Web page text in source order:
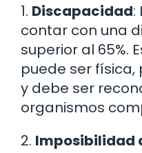
1. Discapacidad:
contar con una
superior al 65%.
puede ser física,
y debe ser
organismos
2. Imposibilidad